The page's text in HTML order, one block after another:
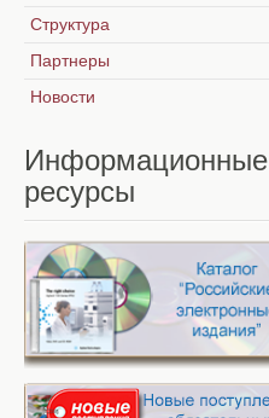
Структура
Партнеры
Новости
Информационные
ресурсы